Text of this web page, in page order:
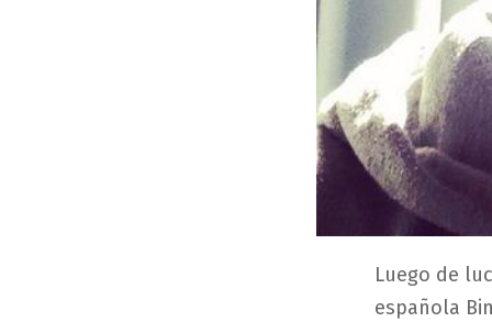
Luego de
española